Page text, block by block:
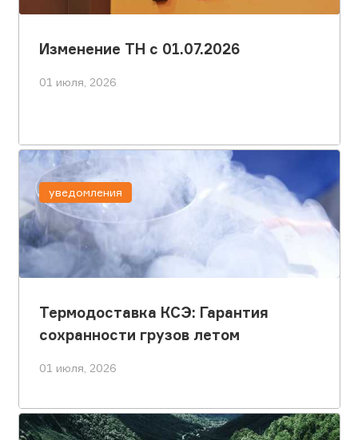
Изменение ТН с 01.07.2026
01 июля, 2026
Термодоставка КСЭ: Гарантия
сохранности грузов летом
01 июля, 2026
уведомления